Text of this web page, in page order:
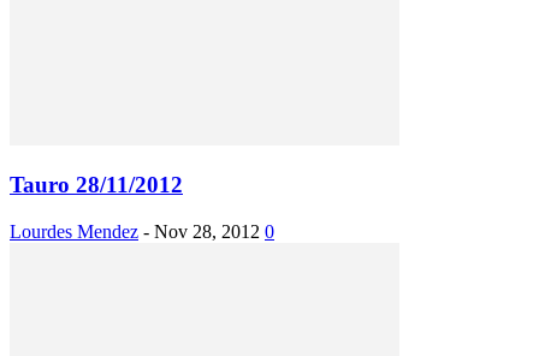
Tauro 28/11/2012
Lourdes Mendez - Nov 28, 2012 0